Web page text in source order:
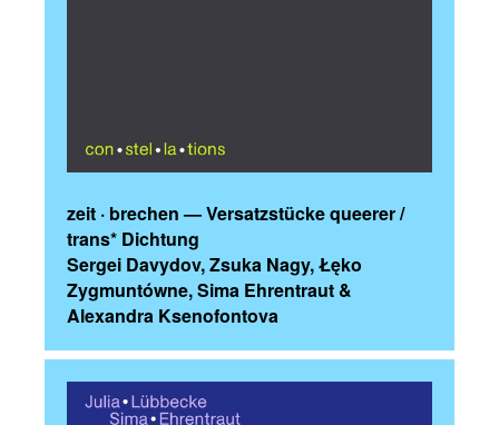
zeit · brechen — Versatzstücke queerer /
trans* Dichtung
Sergei Davydov, Zsuka Nagy, Łęko
Zygmuntówne, Sima Ehrentraut &
Alexandra Ksenofontova